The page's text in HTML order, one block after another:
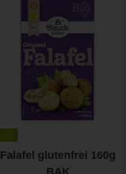
Falafel glutenfrei 160g
BAK